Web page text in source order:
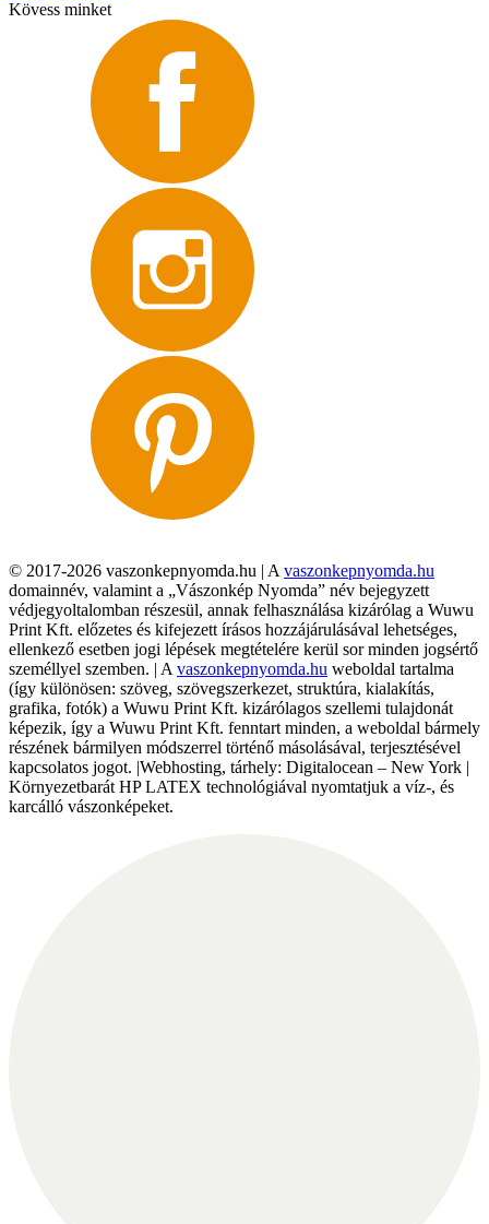
Kövess minket
© 2017-2026 vaszonkepnyomda.hu | A vaszonkepnyomda.hu
domainnév, valamint a „Vászonkép Nyomda” név bejegyzett
védjegyoltalomban részesül, annak felhasználása kizárólag a Wuwu
Print Kft. előzetes és kifejezett írásos hozzájárulásával lehetséges,
ellenkező esetben jogi lépések megtételére kerül sor minden jogsértő
személlyel szemben. | A vaszonkepnyomda.hu weboldal tartalma
(így különösen: szöveg, szövegszerkezet, struktúra, kialakítás,
grafika, fotók) a Wuwu Print Kft. kizárólagos szellemi tulajdonát
képezik, így a Wuwu Print Kft. fenntart minden, a weboldal bármely
részének bármilyen módszerrel történő másolásával, terjesztésével
kapcsolatos jogot. |Webhosting, tárhely: Digitalocean – New York |
Környezetbarát HP LATEX technológiával nyomtatjuk a víz-, és
karcálló vászonképeket.